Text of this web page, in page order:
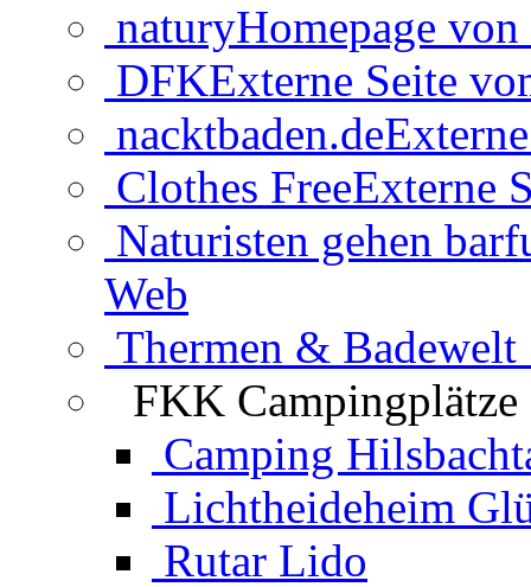
naturyHomepage
DFKExterne Seite
nacktbaden.de
Clothes FreeExterne
Naturisten gehen
Web
Thermen & Badewelt
FKK Campingplätze
Camping
Lichtheideheim
Rutar Lido